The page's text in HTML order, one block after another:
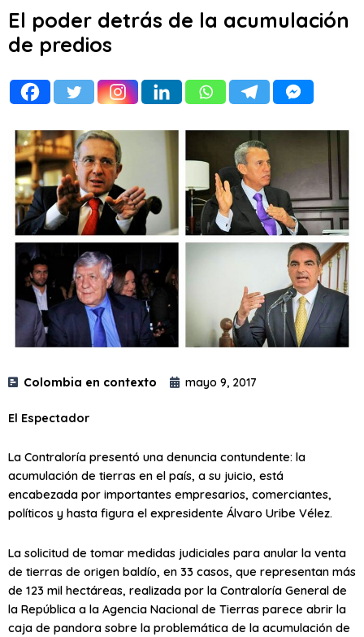
El poder detrás de la acumulación
de predios
Colombia en contexto mayo 9, 2017
El Espectador
La Contraloría presentó una denuncia contundente: la
acumulación de tierras en el país, a su juicio, está
encabezada por importantes empresarios, comerciantes,
políticos y hasta figura el expresidente Álvaro Uribe Vélez.
La solicitud de tomar medidas judiciales para anular la venta
de tierras de origen baldío, en 33 casos, que representan más
de 123 mil hectáreas, realizada por la Contraloría General de
la República a la Agencia Nacional de Tierras parece abrir la
caja de pandora sobre la problemática de la acumulación de